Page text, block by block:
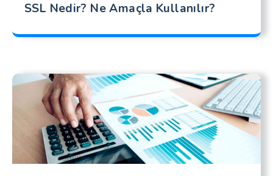
SSL Nedir? Ne Amaçla Kullanılır?